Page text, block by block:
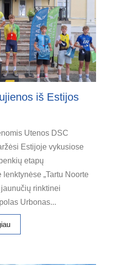
iš Estijos
Utenos DSC
Estijoje vykusiose
etapų
„Tartu Noorte
jaunučių rinktinei
Urbonas...